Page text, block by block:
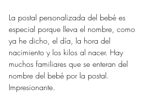
La postal personalizada del bebé es
especial porque lleva el nombre, como
ya he dicho, el día, la hora del
nacimiento y los kilos al nacer. Hay
muchos familiares que se enteran del
nombre del bebé por la postal.
Impresionante.